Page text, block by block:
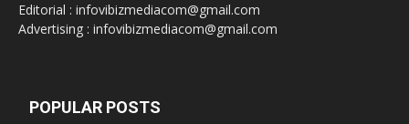
Editorial : infovibizmediacom@gmail.com
Advertising : infovibizmediacom@gmail.com
POPULAR POSTS